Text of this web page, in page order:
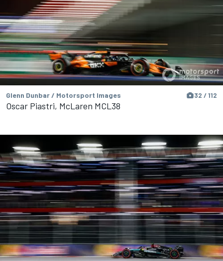
Glenn Dunbar / Motorsport Images 32 / 112
Oscar Piastri, McLaren MCL38